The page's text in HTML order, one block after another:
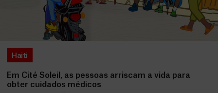
Haiti
Em Cité Soleil, as pessoas arriscam a vida para
obter cuidados médicos